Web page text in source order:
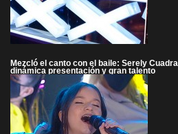
Mezcló el canto con el baile: Serely
dinámica presentación y gran talento